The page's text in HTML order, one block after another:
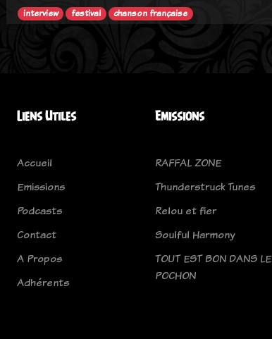
interview festival chanson française
Liens Utiles
Accueil
Emissions
Podcasts
Contact
A Propos
Adhérents
Emissions
RAFFAL ZONE
Thunderstruck Tunes
Relou et fier
Soulful Harmony
TOUT EST BON DANS LE
POCHON